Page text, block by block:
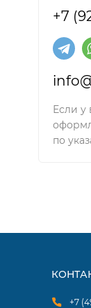
+7
Если у
по
+7